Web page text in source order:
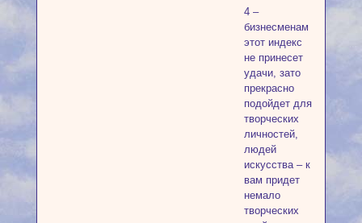
4 –
бизнесменам
этот индекс
не принесет
удачи, зато
прекрасно
подойдет для
творческих
личностей,
людей
искусства – к
вам придет
немало
творческих